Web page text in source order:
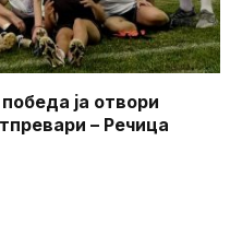
ја отвори
– Речица